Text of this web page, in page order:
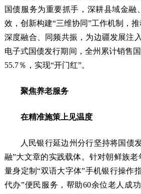
国债服务为重要抓手，深耕县域金融
效，创新构建“三维协同”工作机制，
深度融合、同频共振，为边疆发展注
电子式国债发行期间，全州累计销售
55.7％，实现“开门红”。
聚焦养老服务
在精准施策上见温度
人民银行延边州分行坚持将国债
融”大文章的实践载体。针对朝鲜族
量身定制“双语大字体”手机银行操作
代办”便民服务，帮助60余位老人成